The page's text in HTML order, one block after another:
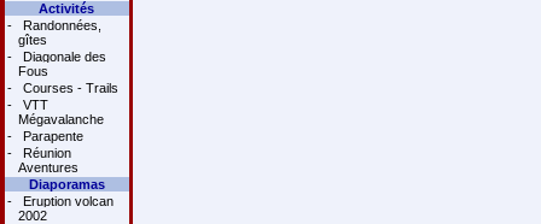
Activités
-
Randonnées,
gîtes
-
Diagonale des
Fous
-
Courses - Trails
-
VTT
Mégavalanche
-
Parapente
-
Réunion
Aventures
Diaporamas
-
Eruption volcan
2002